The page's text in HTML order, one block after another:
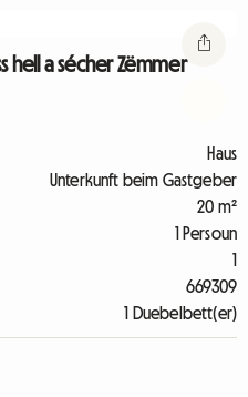
hell a sécher Zëmmer
Haus
Unterkunft beim Gastgeber
20 m²
1 Persoun
1
669309
1 Duebelbett(er)